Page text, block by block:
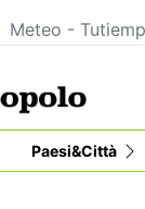
Meteo -
Paesi&Città